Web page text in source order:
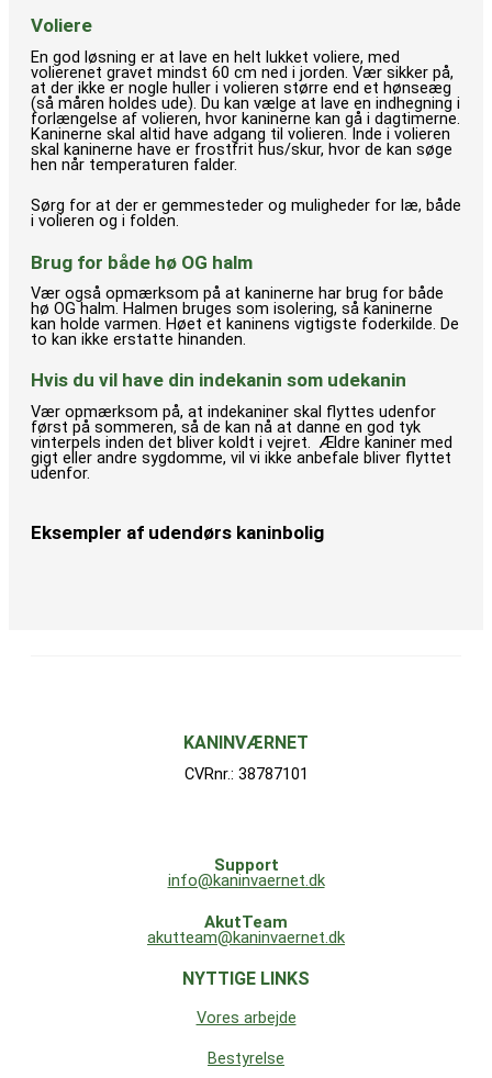
Voliere
En god løsning er at lave en helt lukket voliere, med
volierenet gravet mindst 60 cm ned i jorden. Vær sikker på,
at der ikke er nogle huller i volieren større end et hønseæg
(så måren holdes ude). Du kan vælge at lave en indhegning i
forlængelse af volieren, hvor kaninerne kan gå i dagtimerne.
Kaninerne skal altid have adgang til volieren. Inde i volieren
skal kaninerne have er frostfrit hus/skur, hvor de kan søge
hen når temperaturen falder.
Sørg for at der er gemmesteder og muligheder for læ, både
i volieren og i folden.
Brug for både hø OG halm
Vær også opmærksom på at kaninerne har brug for både
hø OG halm. Halmen bruges som isolering, så kaninerne
kan holde varmen. Høet et kaninens vigtigste foderkilde. De
to kan ikke erstatte hinanden.
Hvis du vil have din indekanin som udekanin
Vær opmærksom på, at indekaniner skal flyttes udenfor
først på sommeren, så de kan nå at danne en god tyk
vinterpels inden det bliver koldt i vejret. Ældre kaniner med
gigt eller andre sygdomme, vil vi ikke anbefale bliver flyttet
udenfor.
Eksempler af udendørs kaninbolig
KANINVÆRNET
CVRnr.: 38787101
Support
info@kaninvaernet.dk
AkutTeam
akutteam@kaninvaernet.dk
NYTTIGE LINKS
Vores arbejde
Bestyrelse